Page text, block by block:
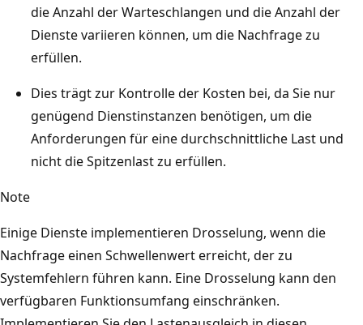
c
die Anzahl der Warteschlangen und die Anzahl der
Dienste variieren können, um die Nachfrage zu
erfüllen.
Dies trägt zur Kontrolle der Kosten bei, da Sie nur
genügend Dienstinstanzen benötigen, um die
Anforderungen für eine durchschnittliche Last und
nicht die Spitzenlast zu erfüllen.
Note
Einige Dienste implementieren Drosselung, wenn die
Nachfrage einen Schwellenwert erreicht, der zu
Systemfehlern führen kann. Eine Drosselung kann den
verfügbaren Funktionsumfang einschränken.